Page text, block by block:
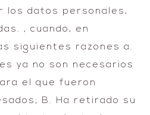
los datos personales,
, cuando, en
siguientes razones a.
ya no son necesarios
el que fueron
B. Ha retirado su